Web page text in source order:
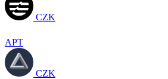
CZK
APT
CZK